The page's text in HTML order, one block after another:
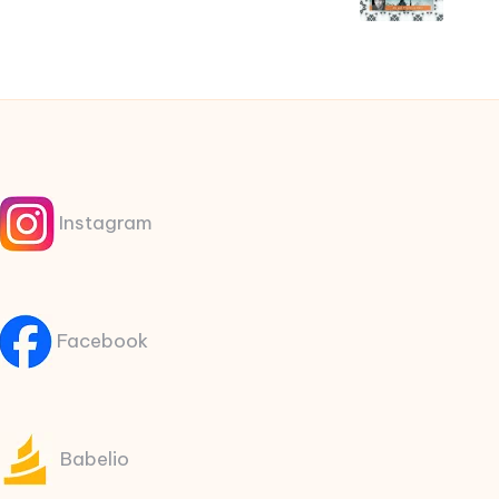
Instagram
Facebook
Babelio